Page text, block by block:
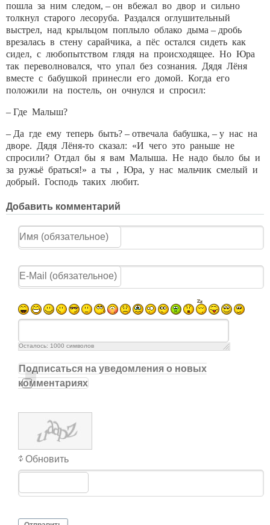
пошла за ним следом, – он вбежал во двор и сильно
толкнул старого лесоруба. Раздался оглушительный
выстрел, над крыльцом поплыло облако дыма – дробь
врезалась в стену сарайчика, а пёс остался сидеть как
сидел, с любопытством глядя на происходящее. Но Юра
так переволновался, что упал без сознания. Дядя Лёня
вместе с бабушкой принесли его домой. Когда его
положили на постель, он очнулся и спросил:
– Где Малыш?
– Да где ему теперь быть? – отвечала бабушка, – у нас на
дворе. Дядя Лёня-то сказал: «И чего это раньше не
спросили? Отдал бы я вам Малыша. Не надо было бы и
за ружьё браться!» а ты , Юра, у нас мальчик смелый и
добрый. Господь таких любит.
Добавить комментарий
Осталось: 1000 символов
Подписаться на уведомления о новых
комментариях
Обновить